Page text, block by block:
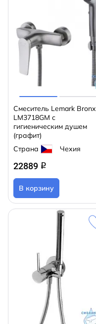
Смеситель Lemark Bronx
LM3718GM с
гигиеническим душем
(графит)
Страна
Чехия
22889 q
В корзину